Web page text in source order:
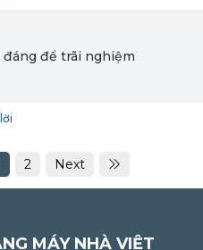
đáng để trãi nghiệm
2 Next
MÁY NHÀ VIỆT